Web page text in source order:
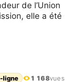
de l’Union
elle a été
ligne 1 168vues